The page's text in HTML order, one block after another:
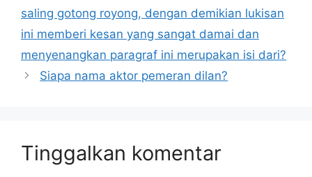
saling gotong royong, dengan demikian lukisan
ini memberi kesan yang sangat damai dan
menyenangkan paragraf ini merupakan isi dari?
Siapa nama aktor pemeran dilan?
Tinggalkan komentar